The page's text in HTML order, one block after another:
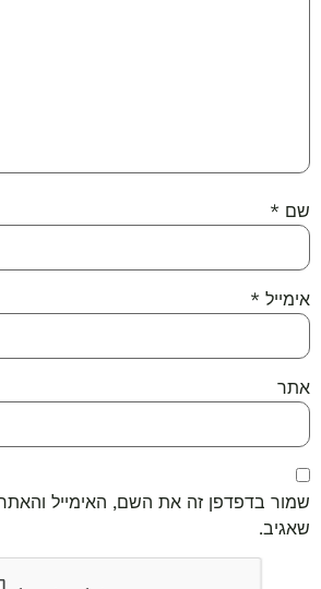
שם *
אימייל *
אתר
שמור בדפדפן זה את השם, האימייל
שאגיב.